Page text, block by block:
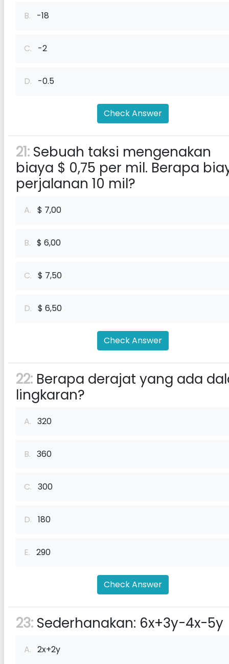
B. -18
C. -2
D. -0.5
Check Answer
21: Sebuah taksi mengenakan
biaya $ 0,75 per mil. Berapa
perjalanan 10 mil?
A. $ 7,00
B. $ 6,00
C. $ 7,50
D. $ 6,50
Check Answer
22: Berapa derajat yang ada
lingkaran?
A. 320
B. 360
C. 300
D. 180
E. 290
Check Answer
23: Sederhanakan: 6x+3y-4x-5y
A. 2x+2y